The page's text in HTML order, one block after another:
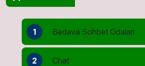
1 Bedava Sohbet Odaları
2 Chat